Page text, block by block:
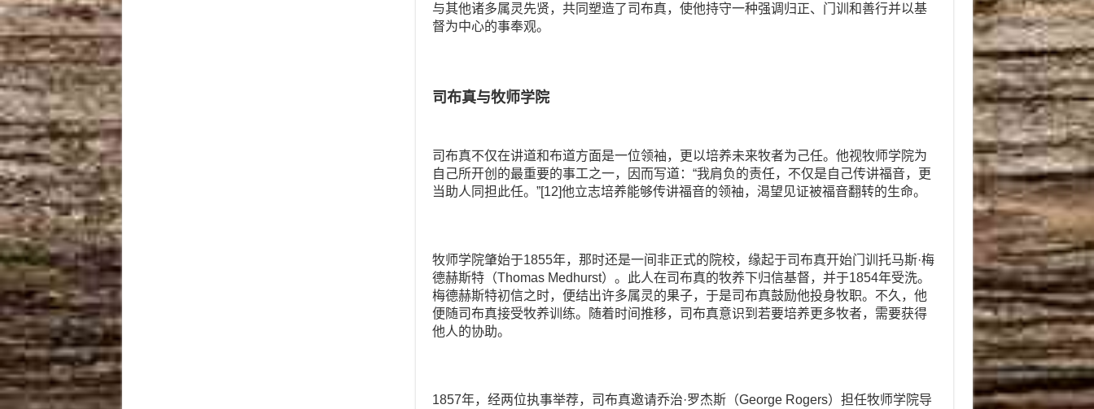
与其他诸多属灵先贤，共同塑造了司布真，使他持守一种强调归正、门训和善行并以基
督为中心的事奉观。
司布真与牧师学院
司布真不仅在讲道和布道方面是一位领袖，更以培养未来牧者为己任。他视牧师学院为
自己所开创的最重要的事工之一，因而写道：“我肩负的责任，不仅是自己传讲福音，更
当助人同担此任。”[12]他立志培养能够传讲福音的领袖，渴望见证被福音翻转的生命。
牧师学院肇始于1855年，那时还是一间非正式的院校，缘起于司布真开始门训托马斯·梅
德赫斯特（Thomas Medhurst）。此人在司布真的牧养下归信基督，并于1854年受洗。
梅德赫斯特初信之时，便结出许多属灵的果子，于是司布真鼓励他投身牧职。不久，他
便随司布真接受牧养训练。随着时间推移，司布真意识到若要培养更多牧者，需要获得
他人的协助。
1857年，经两位执事举荐，司布真邀请乔治·罗杰斯（George Rogers）担任牧师学院导